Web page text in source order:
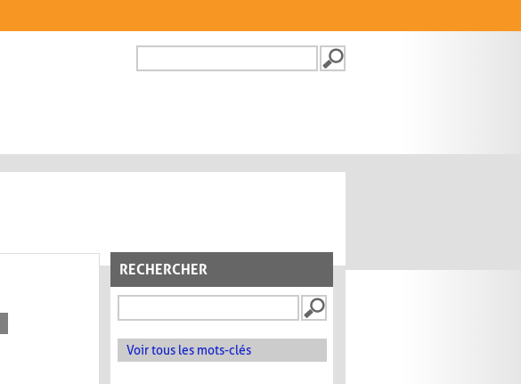
FORMULAIRE DE
RECHERCHER
Voir tous les mots-clés